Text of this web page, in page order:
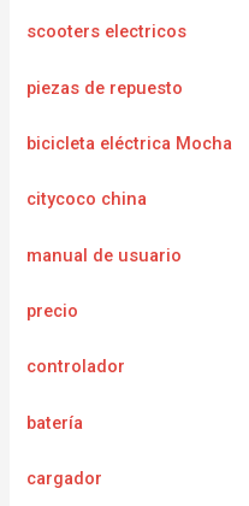
scooters electricos
piezas de repuesto
bicicleta eléctrica Mocha
citycoco china
manual de usuario
precio
controlador
batería
cargador